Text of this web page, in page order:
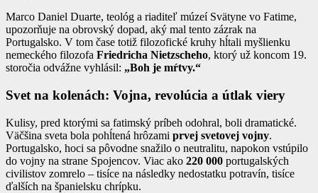
Marco Daniel Duarte, teológ a riaditeľ múzeí Svätyne vo Fatime,
upozorňuje na obrovský dopad, aký mal tento zázrak na
Portugalsko. V tom čase totiž filozofické kruhy hĺtali myšlienku
nemeckého filozofa Friedricha Nietzscheho, ktorý už koncom 19.
storočia odvážne vyhlásil: „Boh je mŕtvy.“
Svet na kolenách: Vojna, revolúcia a útlak viery
Kulisy, pred ktorými sa fatimský príbeh odohral, boli dramatické.
Väčšina sveta bola pohĺtená hrôzami prvej svetovej vojny.
Portugalsko, hoci sa pôvodne snažilo o neutralitu, napokon vstúpilo
do vojny na strane Spojencov. Viac ako 220 000 portugalských
civilistov zomrelo – tisíce na následky nedostatku potravín, tisíce
ďalších na španielsku chrípku.